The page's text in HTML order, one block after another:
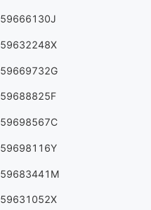
59666130J
59632248X
59669732G
59688825F
59698567C
59698116Y
59683441M
59631052X